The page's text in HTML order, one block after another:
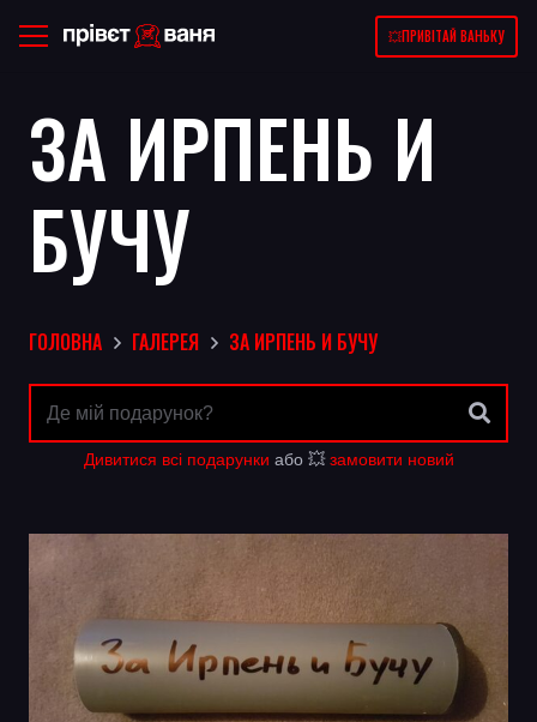
💥ПРИВІТАЙ ВАНЬКУ
ЗА ИРПЕНЬ И
БУЧУ
ГОЛОВНА ГАЛЕРЕЯ ЗА ИРПЕНЬ И БУЧУ
Дивитися всі подарунки або 💥замовити новий